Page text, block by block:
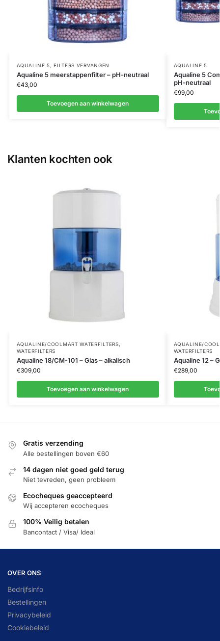
AQUALINE 5, FILTERS VERVANGEN
Aqualine 5 meerstappenfilter – pH-neutraal
€43,00
Toevoegen aan winkelwagen
AQUALINE 5
Aqualine 5
pH-neutraal
€99,00
Klanten kochten ook
AQUALINE/COOLMART WATERFILTERS,
WATERFILTERS
Aqualine 18/CM-101 – Glas – alkalisch
€309,00
Toevoegen aan winkelwagen
AQUALINE/
WATERFILTERS
Aqualine 12 –
€289,00
Gratis verzending
Alle bestellingen boven €60
14 dagen niet goed geld terug
Niet tevreden, geen probleem
Ecocheques geaccepteerd
Wij accepteren ecocheques
100% Veilig betalen
Bancontact / Visa/ Ideal
OVER ONS
Bedrijfsinfo
Bestellingen
Privacybeleid
Cookiebeleid